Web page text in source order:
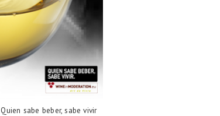
Quien sabe beber, sabe vivir